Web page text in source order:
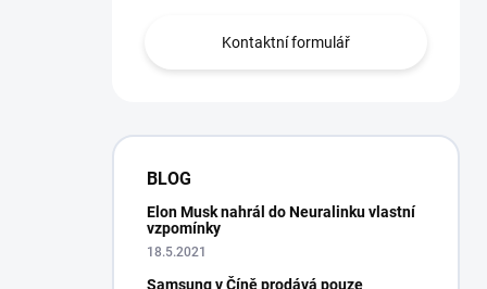
Kontaktní formulář
BLOG
Elon Musk nahrál do Neuralinku vlastní
vzpomínky
18.5.2021
Samsung v Číně prodává pouze